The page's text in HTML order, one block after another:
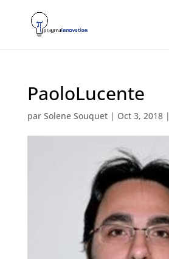
PaoloLucente
par Solene Souquet| Oct 3, 2018|